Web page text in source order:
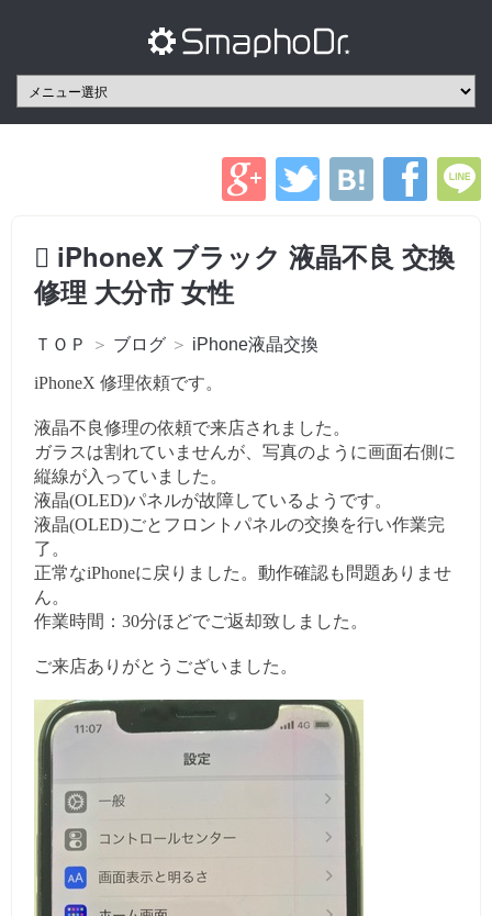
iPhoneX ブラック 液晶不良 交換
修理 大分市 女性
ＴＯＰ ＞ ブログ ＞ iPhone液晶交換
iPhoneX 修理依頼です。
液晶不良修理の依頼で来店されました。
ガラスは割れていませんが、写真のように画面右側に
縦線が入っていました。
液晶(OLED)パネルが故障しているようです。
液晶(OLED)ごとフロントパネルの交換を行い作業完
了。
正常なiPhoneに戻りました。動作確認も問題ありませ
ん。
作業時間：30分ほどでご返却致しました。
ご来店ありがとうございました。